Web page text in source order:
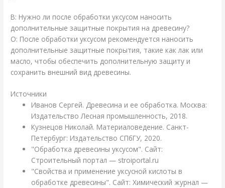
В: Нужно ли после обработки уксусом наносить
дополнительные защитные покрытия на древесину?
О: После обработки уксусом рекомендуется наносить
дополнительные защитные покрытия, такие как лак или
масло, чтобы обеспечить дополнительную защиту и
сохранить внешний вид древесины.
Источники
Иванов Сергей. Древесина и ее обработка. Москва:
Издательство Лесная промышленность, 2018.
Кузнецов Николай. Материаловедение. Санкт-
Петербург: Издательство СПбГУ, 2020.
"Обработка древесины уксусом". Сайт:
Строительный портал — stroiportal.ru
"Свойства и применение уксусной кислоты в
обработке древесины". Сайт: Химический журнал —